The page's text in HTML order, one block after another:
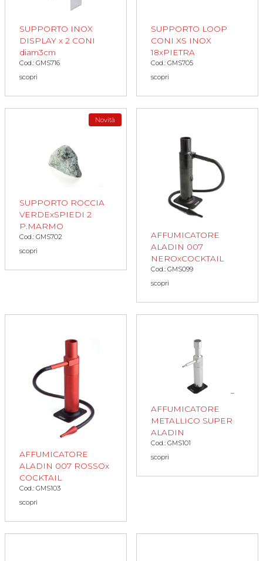
SUPPORTO INOX
DISPLAY x 2 CONI
diam3cm
Cod.: GMS716
scopri
SUPPORTO LOOP
CONI XS INOX
18xPIETRA
Cod.: GMS705
scopri
Novità
SUPPORTO ROCCIA
VERDExSPIEDI 2
P.MARMO
Cod.: GMS702
scopri
AFFUMICATORE
ALADIN 007
NEROxCOCKTAIL
Cod.: GMS099
scopri
AFFUMICATORE
ALADIN 007 ROSSOx
COCKTAIL
Cod.: GMS103
scopri
AFFUMICATORE
METALLICO SUPER
ALADIN
Cod.: GMS101
scopri